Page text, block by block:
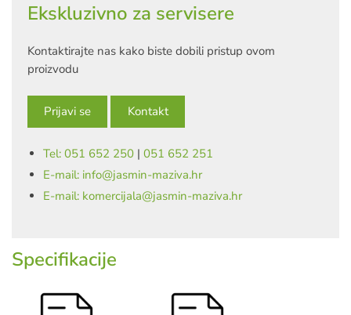
Ekskluzivno za servisere
Kontaktirajte nas kako biste dobili pristup ovom
proizvodu
Prijavi se Kontakt
Tel: 051 652 250 | 051 652 251
E-mail: info@jasmin-maziva.hr
E-mail: komercijala@jasmin-maziva.hr
Specifikacije